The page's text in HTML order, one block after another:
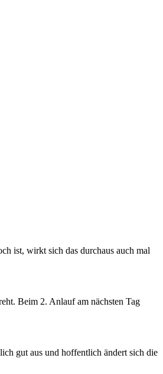
ist, wirkt sich das durchaus auch mal
Beim 2. Anlauf am nächsten Tag
gut aus und hoffentlich ändert sich die